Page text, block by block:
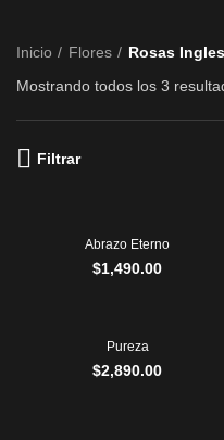
Inicio Flores
Rosas
Mostrando todos los 3
Filtrar
Abrazo Eterno
$1,490.00
Pureza
$2,890.00